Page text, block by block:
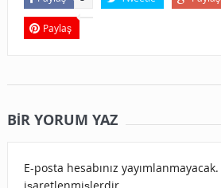
Paylaş
BIR YORUM YAZ
E-posta hesabınız yayımlanmayacak.